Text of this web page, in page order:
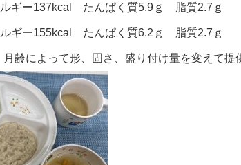
ルギー137kcal たんぱく質5.9ｇ 脂質2.7ｇ
ルギー155kcal たんぱく質6.2ｇ 脂質2.7ｇ
齢によって形、固さ、盛り付け量を変えて提